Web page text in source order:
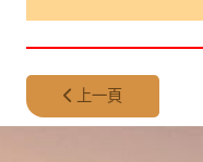
上一篇文章: 第 382
上一頁